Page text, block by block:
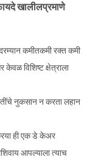
खालीलप्रमाणे
कमीतकमी रक्त कमी
विशिष्ट क्षेत्राला
नुकसान न करता लहान
ही एक डे केअर
आपल्याला त्याच